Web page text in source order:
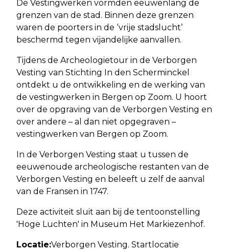
De Vestingwerken vormden eeuwenlang de
grenzen van de stad. Binnen deze grenzen
waren de poorters in de ‘vrije stadslucht’
beschermd tegen vijandelijke aanvallen.
Tijdens de Archeologietour in de Verborgen
Vesting van Stichting In den Scherminckel
ontdekt u de ontwikkeling en de werking van
de vestingwerken in Bergen op Zoom. U hoort
over de opgraving van de Verborgen Vesting en
over andere – al dan niet opgegraven –
vestingwerken van Bergen op Zoom.
In de Verborgen Vesting staat u tussen de
eeuwenoude archeologische restanten van de
Verborgen Vesting en beleeft u zelf de aanval
van de Fransen in 1747.
Deze activiteit sluit aan bij de tentoonstelling
'Hoge Luchten' in Museum Het Markiezenhof.
Locatie:Verborgen Vesting. Startlocatie